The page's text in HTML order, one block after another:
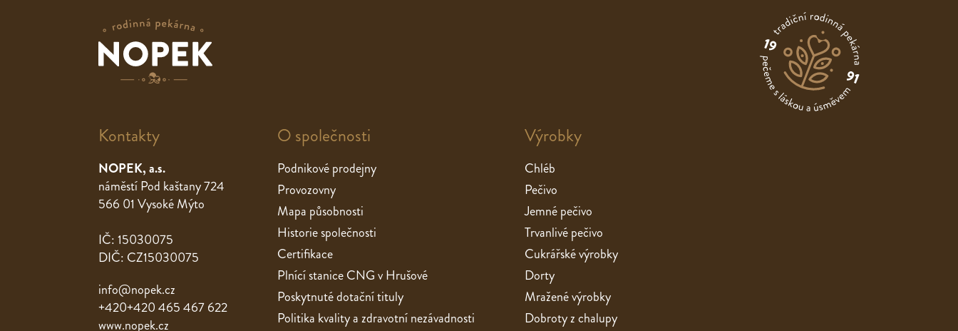
Kontakty
NOPEK, a.s.
náměstí Pod kaštany 724
566 01 Vysoké Mýto
IČ: 15030075
DIČ: CZ15030075
info@nopek.cz
+420+420 465 467 622
www.nopek.cz
O společnosti
Podnikové prodejny
Provozovny
Mapa působnosti
Historie společnosti
Certifikace
Plnící stanice CNG v Hrušové
Poskytnuté dotační tituly
Politika kvality a zdravotní nezávadnosti
Výrobky
Chléb
Pečivo
Jemné pečivo
Trvanlivé pečivo
Cukrářské výrobky
Dorty
Mražené výrobky
Dobroty z chalupy